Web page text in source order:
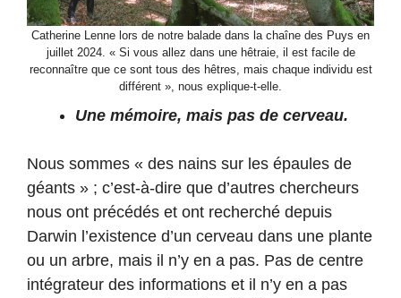
Catherine Lenne lors de notre balade dans la chaîne des Puys en
juillet 2024. « Si vous allez dans une hêtraie, il est facile de
reconnaître que ce sont tous des hêtres, mais chaque individu est
différent », nous explique-t-elle.
Une mémoire, mais pas de cerveau.
Nous sommes « des nains sur les épaules de
géants » ; c’est-à-dire que d’autres chercheurs
nous ont précédés et ont recherché depuis
Darwin l’existence d’un cerveau dans une plante
ou un arbre, mais il n’y en a pas. Pas de centre
intégrateur des informations et il n’y en a pas